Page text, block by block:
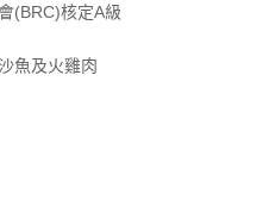
(BRC)核定A級
魚及火雞肉